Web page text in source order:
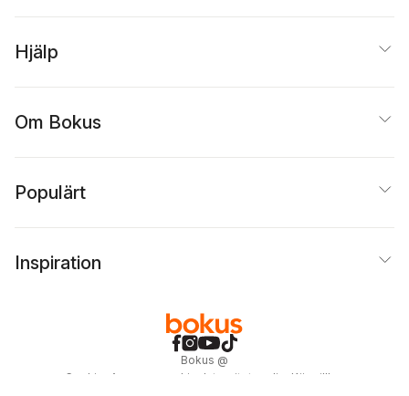
Hjälp
Om Bokus
Populärt
Inspiration
Bokus @
Cookies
Anpassa cookies Integritetspolicy Köpvillkor